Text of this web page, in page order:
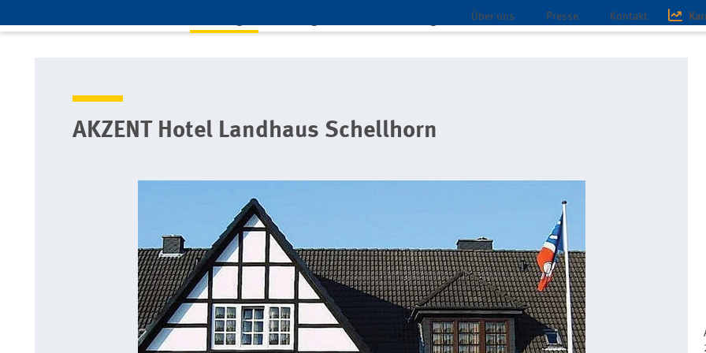
Über uns Presse Kontakt
Infothek
AKZENT Hotel Landhaus Schellhorn
AKZENT Hotel Landhaus Schellhorn